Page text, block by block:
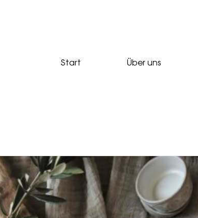
Start Über uns